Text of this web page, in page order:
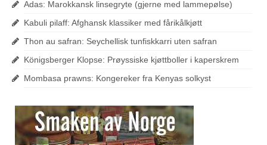
Adas: Marokkansk linsegryte (gjerne med lammepølse)
Kabuli pilaff: Afghansk klassiker med fårikålkjøtt
Thon au safran: Seychellisk tunfiskkarri uten safran
Königsberger Klopse: Prøyssiske kjøttboller i kaperskrem
Mombasa prawns: Kongereker fra Kenyas solkyst